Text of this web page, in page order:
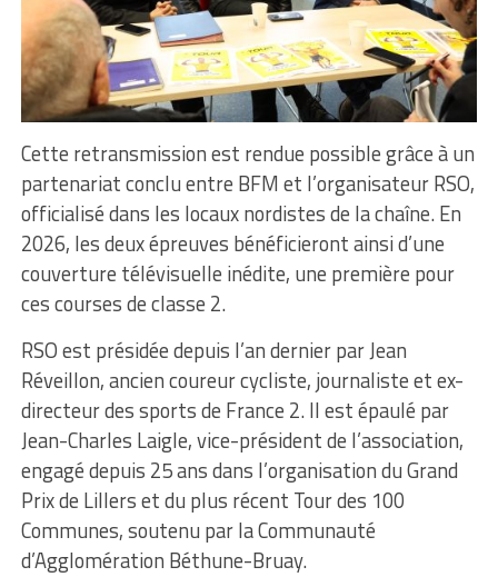
Cette retransmission est rendue possible grâce à un
partenariat conclu entre BFM et l’organisateur RSO,
officialisé dans les locaux nordistes de la chaîne. En
2026, les deux épreuves bénéficieront ainsi d’une
couverture télévisuelle inédite, une première pour
ces courses de classe 2.
RSO est présidée depuis l’an dernier par Jean
Réveillon, ancien coureur cycliste, journaliste et ex-
directeur des sports de France 2. Il est épaulé par
Jean-Charles Laigle, vice-président de l’association,
engagé depuis 25 ans dans l’organisation du Grand
Prix de Lillers et du plus récent Tour des 100
Communes, soutenu par la Communauté
d’Agglomération Béthune-Bruay.